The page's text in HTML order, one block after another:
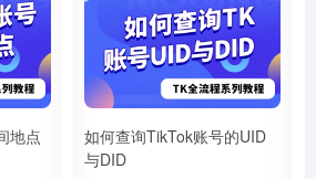
地点
如何查询TikTok账号的UID
与DID